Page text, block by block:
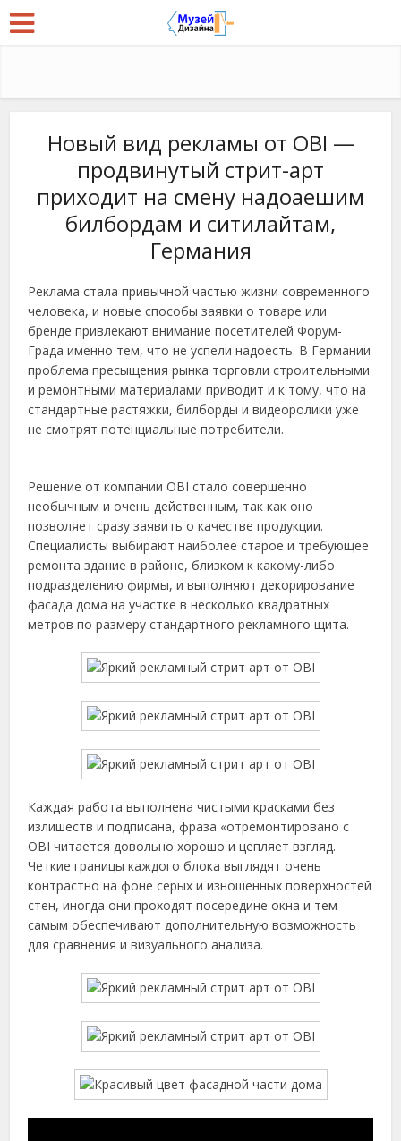
Новый вид рекламы от OBI —
продвинутый стрит-арт
приходит на смену надоаешим
билбордам и ситилайтам,
Германия
Реклама стала привычной частью жизни современного
человека, и новые способы заявки о товаре или
бренде привлекают внимание посетителей Форум-
Града именно тем, что не успели надоесть. В Германии
проблема пресыщения рынка торговли строительными
и ремонтными материалами приводит и к тому, что на
стандартные растяжки, билборды и видеоролики уже
не смотрят потенциальные потребители.
Решение от компании OBI стало совершенно
необычным и очень действенным, так как оно
позволяет сразу заявить о качестве продукции.
Специалисты выбирают наиболее старое и требующее
ремонта здание в районе, близком к какому-либо
подразделению фирмы, и выполняют декорирование
фасада дома на участке в несколько квадратных
метров по размеру стандартного рекламного щита.
Каждая работа выполнена чистыми красками без
излишеств и подписана, фраза «отремонтировано с
OBI читается довольно хорошо и цепляет взгляд.
Четкие границы каждого блока выглядят очень
контрастно на фоне серых и изношенных поверхностей
стен, иногда они проходят посередине окна и тем
самым обеспечивают дополнительную возможность
для сравнения и визуального анализа.